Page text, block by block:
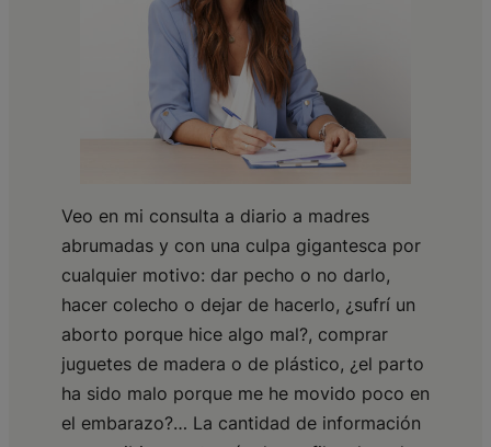
Veo en mi consulta a diario a madres
abrumadas y con una culpa gigantesca por
cualquier motivo: dar pecho o no darlo,
hacer colecho o dejar de hacerlo, ¿sufrí un
aborto porque hice algo mal?, comprar
juguetes de madera o de plástico, ¿el parto
ha sido malo porque me he movido poco en
el embarazo?… La cantidad de información